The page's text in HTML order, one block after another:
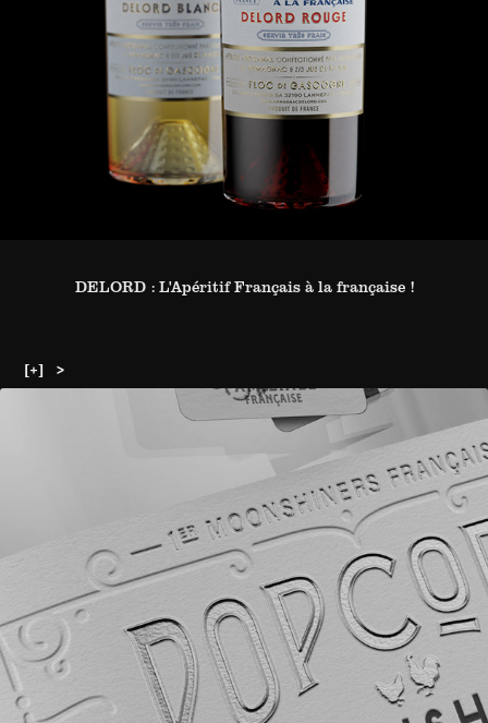
DELORD : L'Apéritif Français à la française !
[+]   >